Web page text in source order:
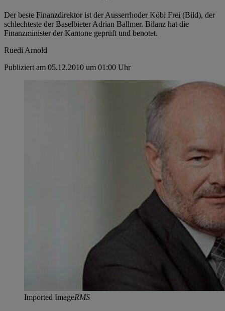
Der beste Finanzdirektor ist der Ausserrhoder Köbi Frei (Bild), der
schlechteste der Baselbieter Adrian Ballmer. Bilanz hat die
Finanzminister der Kantone geprüft und benotet.
Ruedi Arnold
Publiziert am 05.12.2010 um 01:00 Uhr
Imported ImageRMS